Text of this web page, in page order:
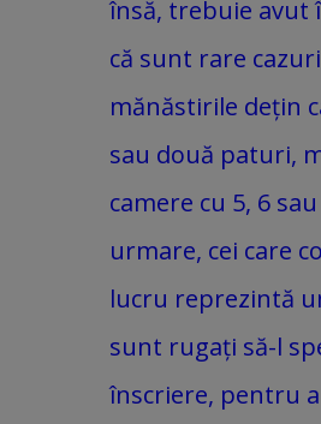
însă, trebuie avut
că sunt rare
mănăstirile dețin
sau două paturi,
camere cu 5, 6
urmare, cei care
lucru reprezintă
sunt rugați să-l
înscriere, pentru